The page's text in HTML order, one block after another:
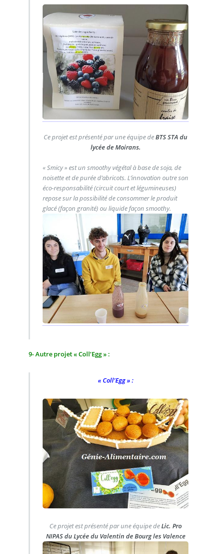
Ce projet est présenté par une équipe deBTS STA du
lycée de Moirans.
« Smicy » est un smoothy végétal à base de soja, de
noisette et de purée d’abricots. L’innovation outre son
éco-responsabilité (circuit court et légumineuses)
repose sur la possibilité de consommer le produit
glacé (façon granité) ou liquide façon smoothy.
9- Autre projet « Coll’Egg » :
« Coll’Egg » :
Ce projet est présenté par une équipe deLic. Pro
NIPAS du Lycée du Valentin de Bourg les Valence